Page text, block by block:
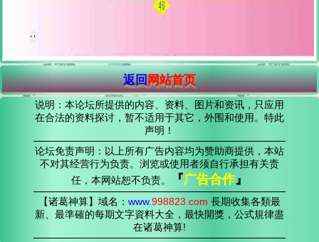
返回网站首页
说明：本论坛所提供的内容、资料、图片和资讯，只应用
在合法的资料探讨，暂不适用于其它，外围和使用。特此
声明！
论坛免责声明：以上所有广告内容均为赞助商提供，本站
不对其经营行为负责。浏览或使用者须自行承担有关责
任，本网站恕不负责。
『广告合作』
【诸葛神算】域名： www.998823 .com 長期收集各類最
新、最準確的每期文字資料大全，最快開獎，公式規律盡
在诸葛神算!